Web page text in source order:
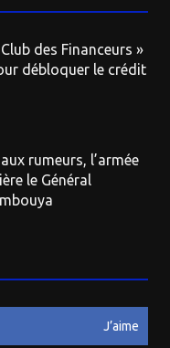
des Financeurs »
débloquer le crédit
aux rumeurs, l’armée
le Général
J’aime